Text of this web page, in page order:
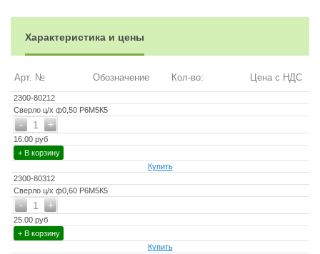
Характеристика и цены
Арт. № Обозначение Кол-во: Цена с НДС
2300-80212
Сверло ц/х ф0,50 Р6М5К5
+
- 1
16.00 руб
+ В корзину
Купить
2300-80312
Сверло ц/х ф0,60 Р6М5К5
+
- 1
25.00 руб
+ В корзину
Купить